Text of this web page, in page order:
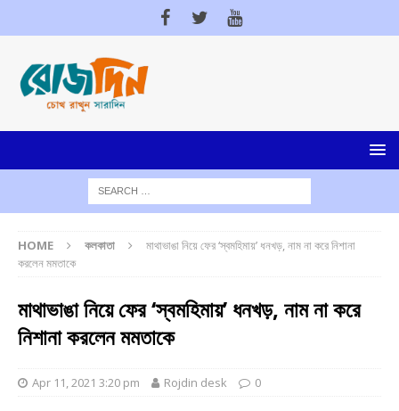
HOME কলকাতা
মাথাভাঙা নিয়ে ফের ‘স্বমহিমায়’ ধনখড়, নাম না করে নিশানা
করলেন মমতাকে
মাথাভাঙা নিয়ে ফের ‘স্বমহিমায়’ ধনখড়, নাম না করে
নিশানা করলেন মমতাকে
Apr 11, 2021 3:20 pm Rojdin desk 0